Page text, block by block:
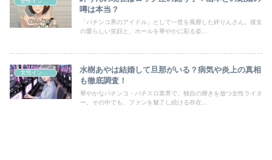
女性インフルエンサー
噂は本当？
「パチンコ界のアイドル」として一世を風靡した絆りんさん。彼女
の愛らしい笑顔と、ホールを華やかに彩る姿...
水樹あやは結婚して旦那がいる？病気や炎上の真相
も徹底調査！
華やかなパチンコ・パチスロ業界で、独自の輝きを放つ女性ライタ
ー。その中でも、ファンを魅了し続ける存在...